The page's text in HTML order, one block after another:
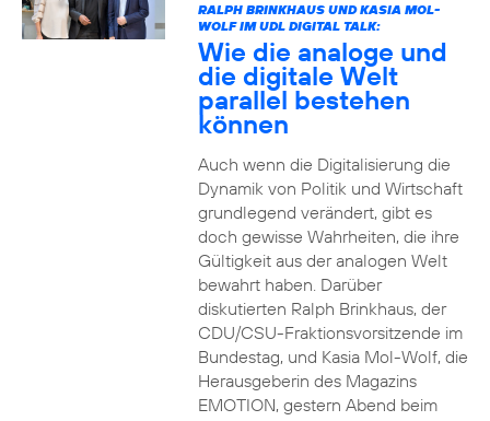
RALPH BRINKHAUS UND KASIA MOL-
WOLF IM UDL DIGITAL TALK:
Wie die analoge und
die digitale Welt
parallel bestehen
können
Auch wenn die Digitalisierung die
Dynamik von Politik und Wirtschaft
grundlegend verändert, gibt es
doch gewisse Wahrheiten, die ihre
Gültigkeit aus der analogen Welt
bewahrt haben. Darüber
diskutierten Ralph Brinkhaus, der
CDU/CSU-Fraktionsvorsitzende im
Bundestag, und Kasia Mol-Wolf, die
Herausgeberin des Magazins
EMOTION, gestern Abend beim